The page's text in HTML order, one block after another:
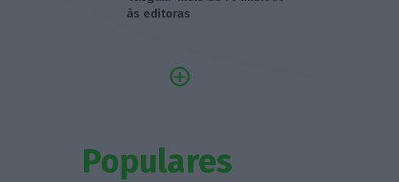
às editoras
Populares